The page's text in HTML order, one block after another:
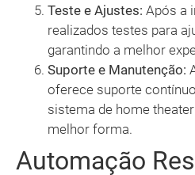
Teste e Ajustes: Após a
realizados testes para
garantindo a melhor
Suporte e Manutenção:
oferece suporte
sistema de home
melhor forma.
Automação